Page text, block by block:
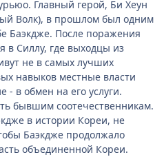
Главный герой, Би Хеун
Волк), в прошлом был одним
Баэкдже. После поражения
в Силлу, где выходцы из
не в самых лучших
навыков местные власти
- в обмен на его услуги.
бывшим соотечественникам.
в истории Кореи, не
Баэкдже продолжало
объединенной Кореи.